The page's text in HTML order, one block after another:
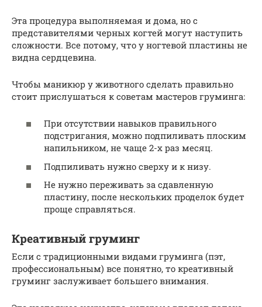
Эта процедура выполняемая и дома, но с
представителями черных когтей могут наступить
сложности. Все потому, что у ногтевой пластины не
видна сердцевина.
Чтобы маникюр у животного сделать правильно
стоит прислушаться к советам мастеров груминга:
При отсутствии навыков правильного
подстригания, можно подпиливать плоским
напильником, не чаще 2-х раз месяц.
Подпиливать нужно сверху и к низу.
Не нужно переживать за сдавленную
пластину, после нескольких проделок будет
проще справляться.
Креативный груминг
Если с традиционными видами груминга (пэт,
профессиональным) все понятно, то креативный
груминг заслуживает большего внимания.